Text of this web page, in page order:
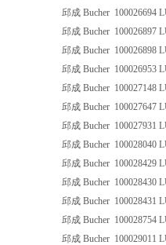
邱成 Bucher 100026694
邱成 Bucher 100026897
邱成 Bucher 100026898
邱成 Bucher 100026953
邱成 Bucher 100027148
邱成 Bucher 100027647
邱成 Bucher 100027931
邱成 Bucher 100028040
邱成 Bucher 100028429
邱成 Bucher 100028430
邱成 Bucher 100028431
邱成 Bucher 100028754
邱成 Bucher 100029011